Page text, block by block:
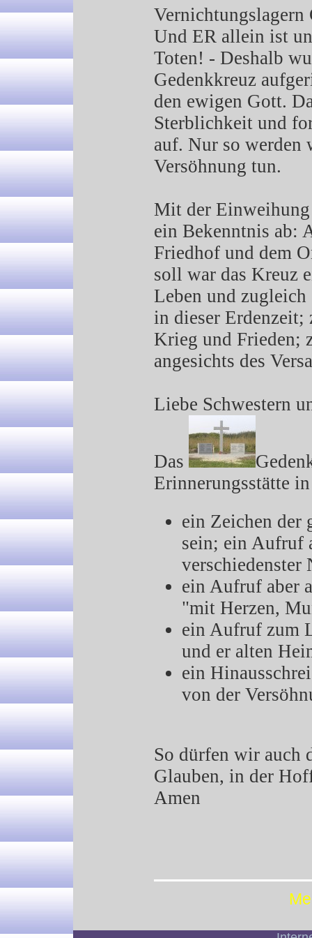
Und ER allein ist
Toten! - Deshalb
Gedenkkreuz
den ewigen Gott.
Sterblichkeit und
auf. Nur so werden
Versöhnung tun.
Mit der Einweihung
ein Bekenntnis ab:
Friedhof und dem
soll war das Kreuz
Leben und
in dieser Erdenzeit;
Krieg und Frieden;
angesichts des
Liebe Schwestern
Das
Erinnerungsstätte
ein Zeichen
sein; ein Aufruf
verschiedenster
ein Aufruf aber
"mit Herzen,
ein Aufruf zum
und er alten
ein
von der
So dürfen wir auch
Glauben, in der
Amen